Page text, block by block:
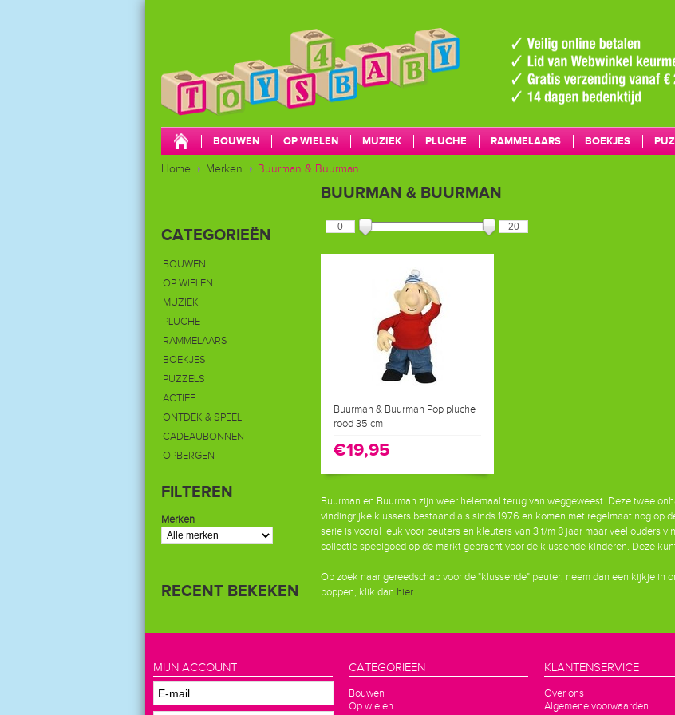
BOUWEN OP WIELEN MUZIEK PLUCHE RAMMELAARS BOEKJES
CADEAUBONNEN OPBERGEN
Home Merken Buurman & Buurman
BUURMAN & BUURMAN
Buurman & Buurman Pop pluche
rood 35 cm
€19,95
Buurman en Buurman zijn weer helemaal terug van weggeweest. Deze twee
vindingrijke klussers bestaand als sinds 1976 en komen met regelmaat nog op
serie is vooral leuk voor peuters en kleuters van 3 t/m 8 jaar maar veel ouders
collectie speelgoed op de markt gebracht voor de klussende kinderen. Deze
Op zoek naar gereedschap voor de "klussende" peuter, neem dan een kijkje in
poppen, klik dan hier.
CATEGORIEËN
BOUWEN
OP WIELEN
MUZIEK
PLUCHE
RAMMELAARS
BOEKJES
PUZZELS
ACTIEF
ONTDEK & SPEEL
CADEAUBONNEN
OPBERGEN
FILTEREN
Merken
RECENT BEKEKEN
MIJN ACCOUNT CATEGORIEËN
Bouwen
Op wielen
KLANTENSERVICE
Over ons
Algemene voorwaarden